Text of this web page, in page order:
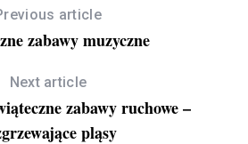
article
zabawy muzyczne
Next article
zabawy ruchowe –
pląsy